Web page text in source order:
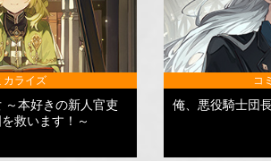
カライズ
～本好きの新人官吏
救います！～
コ
俺、悪役騎士団